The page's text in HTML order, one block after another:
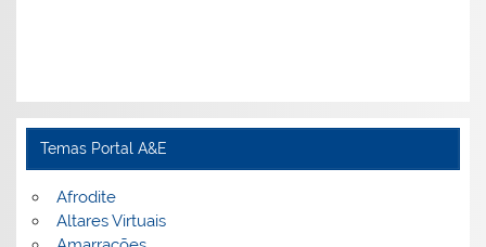
Temas Portal A&E
Afrodite
Altares Virtuais